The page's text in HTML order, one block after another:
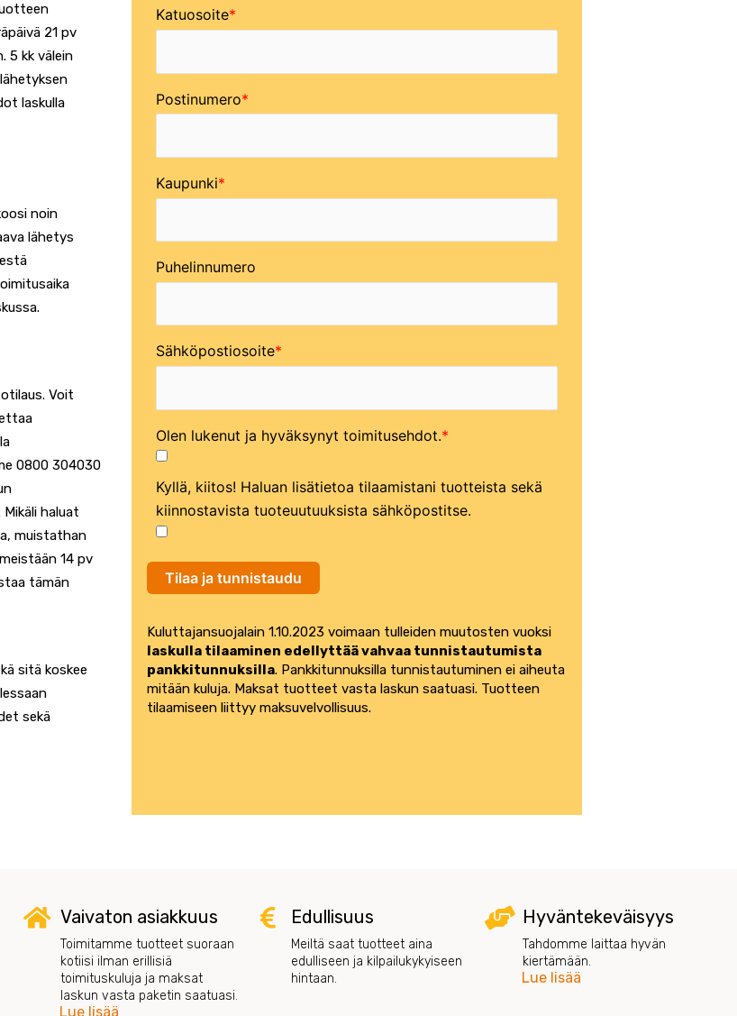
21 pv
5 kk välein
laskulla
noin
lähetys
Voit
0800 304030
haluat
muistathan
14 pv
tämän
sitä koskee
sekä
Katuosoite
Postinumero
Kaupunki
Puhelinnumero
Sähköpostiosoite
Olen lukenut ja hyväksynyt toimitusehdot.
Kyllä, kiitos! Haluan lisätietoa tilaamistani tuotteista sekä
kiinnostavista tuoteuutuuksista sähköpostitse.
Tilaa ja tunnistaudu
Kuluttajansuojalain 1.10.2023 voimaan tulleiden muutosten vuoksi
laskulla tilaaminen edellyttää vahvaa tunnistautumista
pankkitunnuksilla. Pankkitunnuksilla tunnistautuminen ei aiheuta
mitään kuluja. Maksat tuotteet vasta laskun saatuasi. Tuotteen
tilaamiseen liittyy maksuvelvollisuus.
Vaivaton asiakkuus
Toimitamme tuotteet suoraan
kotiisi ilman erillisiä
toimituskuluja ja maksat
laskun vasta paketin saatuasi.
Lue lisää
Edullisuus
Meiltä saat tuotteet aina
edulliseen ja kilpailukykyiseen
hintaan.
Hyväntekeväisyys
Tahdomme laittaa hyvän
kiertämään.
Lue lisää